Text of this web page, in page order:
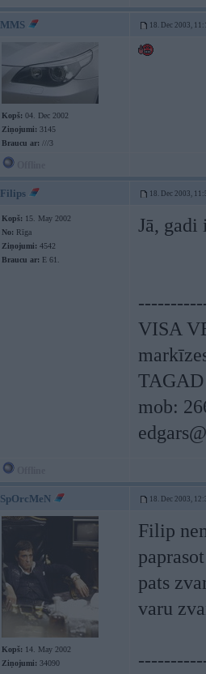
MMS 18. Dec 2003,
Kopš: 04. Dec 2002
Ziņojumi: 3145
Braucu ar: ///3
Filips 18. Dec 2003,
Kopš: 15. May 2002
No: Rīga
Ziņojumi: 4542
Braucu ar: E 61.
Jā,
VISA
mob:
SpOrcMeN 18. Dec 2003,
Kopš: 14. May 2002
Ziņojumi: 34090
Filip
pats
varu